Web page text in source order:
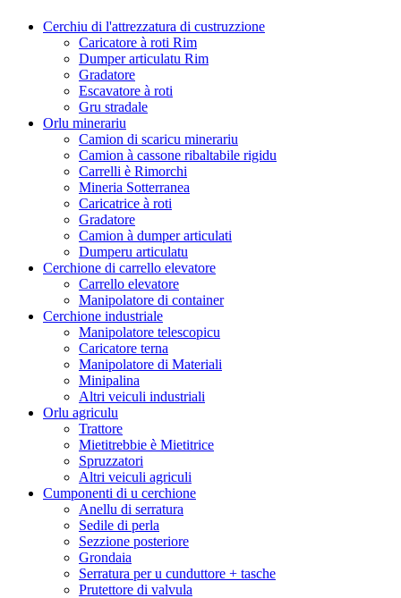
Cerchiu di l'attrezzatura di custruzzione
Caricatore à roti Rim
Dumper articulatu Rim
Gradatore
Escavatore à roti
Gru stradale
Orlu minerariu
Camion di scaricu minerariu
Camion à cassone ribaltabile rigidu
Carrelli è Rimorchi
Mineria Sotterranea
Caricatrice à roti
Gradatore
Camion à dumper articulati
Dumperu articulatu
Cerchione di carrello elevatore
Carrello elevatore
Manipolatore di container
Cerchione industriale
Manipolatore telescopicu
Caricatore terna
Manipolatore di Materiali
Minipalina
Altri veiculi industriali
Orlu agriculu
Trattore
Mietitrebbie è Mietitrice
Spruzzatori
Altri veiculi agriculi
Cumponenti di u cerchione
Anellu di serratura
Sedile di perla
Sezzione posteriore
Grondaia
Serratura per u cunduttore + tasche
Prutettore di valvula